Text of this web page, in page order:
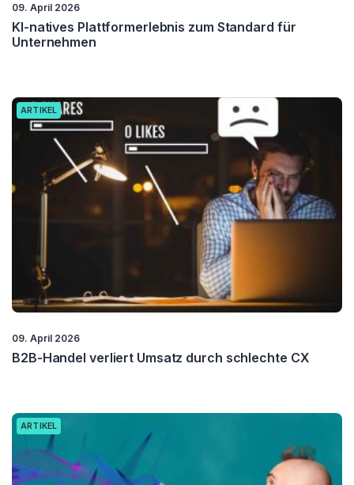
09. April 2026
KI-natives Plattformerlebnis zum Standard für
Unternehmen
ARTIKEL
09. April 2026
B2B-Handel verliert Umsatz durch schlechte CX
ARTIKEL